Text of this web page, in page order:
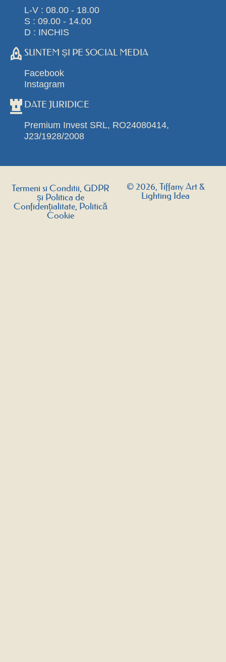
L-V : 08.00 - 18.00
S : 09.00 - 14.00
D : INCHIS
SUNTEM ȘI PE SOCIAL MEDIA
Facebook
Instagram
DATE JURIDICE
Premium Invest SRL, RO24080414,
J23/1928/2008
Termeni si Conditii, GDPR
și Politica de
Confidențialitate, Politică
Cookie
© 2026, Tiffany Art &
Lighting Idea